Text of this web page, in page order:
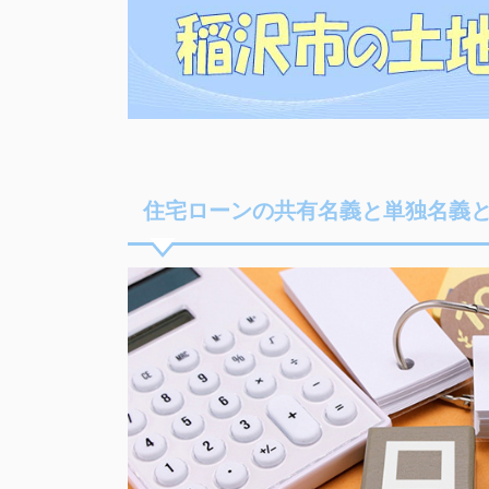
住宅ローンの共有名義と単独名義